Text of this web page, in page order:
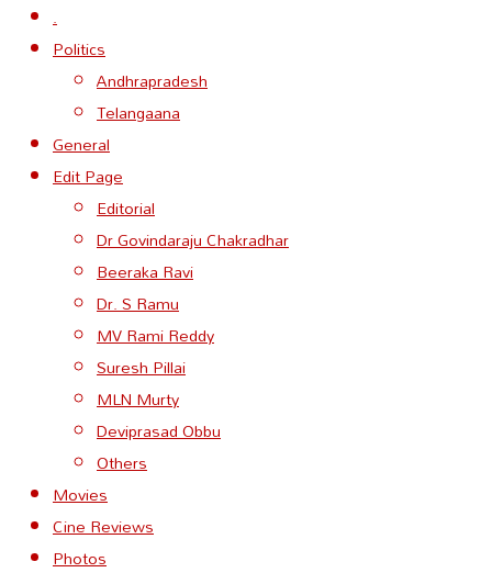
.
Politics
Andhrapradesh
Telangaana
General
Edit Page
Editorial
Dr Govindaraju Chakradhar
Beeraka Ravi
Dr. S Ramu
MV Rami Reddy
Suresh Pillai
MLN Murty
Deviprasad Obbu
Others
Movies
Cine Reviews
Photos